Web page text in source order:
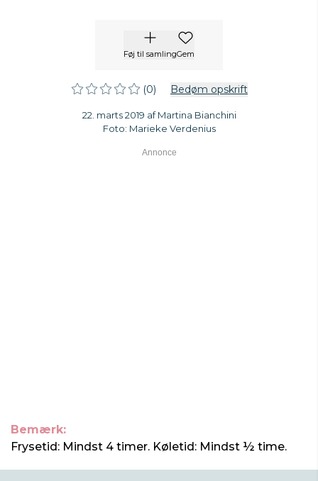
Føj til samlingGem
(0) Bedøm opskrift
22. marts 2019 af Martina Bianchini
Foto: Marieke Verdenius
Bemærk:
Frysetid: Mindst 4 timer. Køletid: Mindst ½ time.